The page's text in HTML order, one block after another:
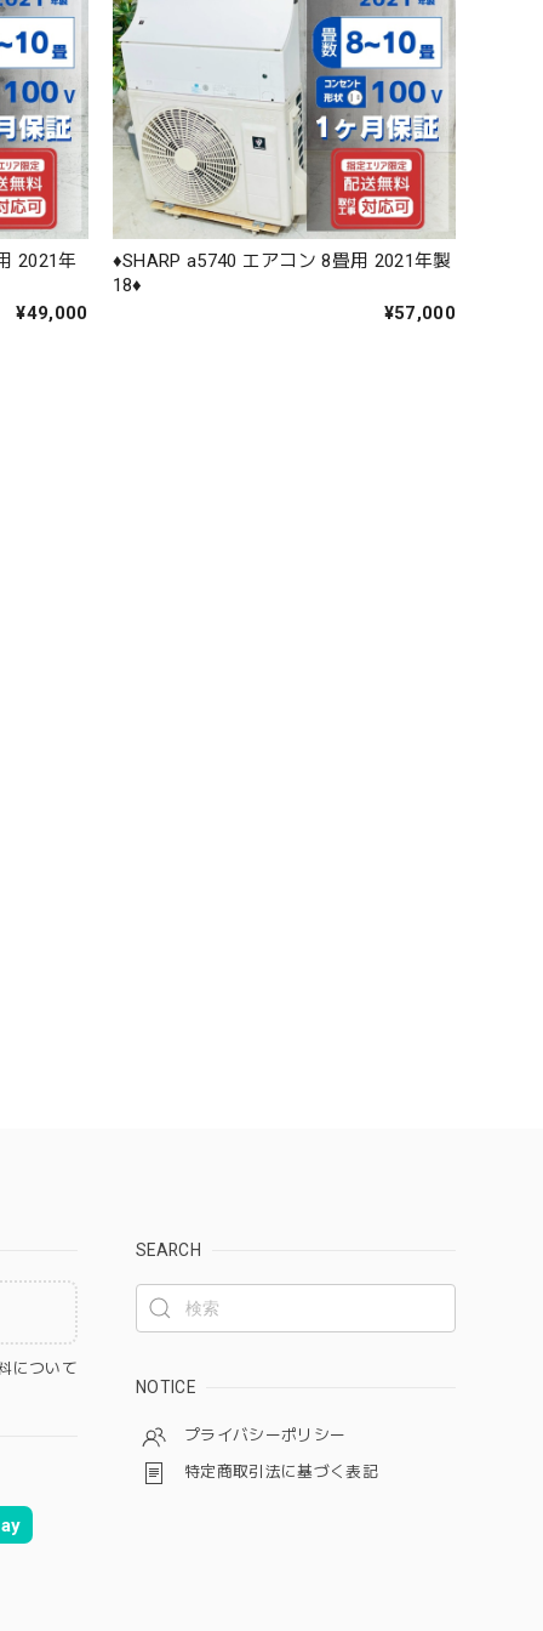
2021年
¥49,000
♦️SHARP a5740 エアコン 8畳用 2021年製
18♦️
¥57,000
について
SEARCH
NOTICE
プライバシーポリシー
特定商取引法に基づく表記